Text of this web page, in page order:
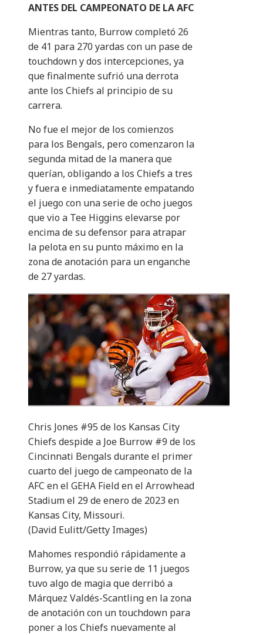
ANTES DEL CAMPEONATO DE LA AFC
Mientras tanto, Burrow completó 26
de 41 para 270 yardas con un pase de
touchdown y dos intercepciones, ya
que finalmente sufrió una derrota
ante los Chiefs al principio de su
carrera.
No fue el mejor de los comienzos
para los Bengals, pero comenzaron la
segunda mitad de la manera que
querían, obligando a los Chiefs a tres
y fuera e inmediatamente empatando
el juego con una serie de ocho juegos
que vio a Tee Higgins elevarse por
encima de su defensor para atrapar
la pelota en su punto máximo en la
zona de anotación para un enganche
de 27 yardas.
Chris Jones #95 de los Kansas City
Chiefs despide a Joe Burrow #9 de los
Cincinnati Bengals durante el primer
cuarto del juego de campeonato de la
AFC en el GEHA Field en el Arrowhead
Stadium el 29 de enero de 2023 en
Kansas City, Missouri.
(David Eulitt/Getty Images)
Mahomes respondió rápidamente a
Burrow, ya que su serie de 11 juegos
tuvo algo de magia que derribó a
Márquez Valdés-Scantling en la zona
de anotación con un touchdown para
poner a los Chiefs nuevamente al